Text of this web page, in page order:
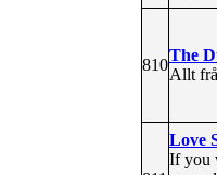
810
The
Allt
Love
If you